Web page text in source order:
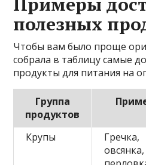
полезных
Чтобы вам было проще
собрала в таблицу самые
продукты для питания на
Группа
продуктов
Крупы
Гречка,